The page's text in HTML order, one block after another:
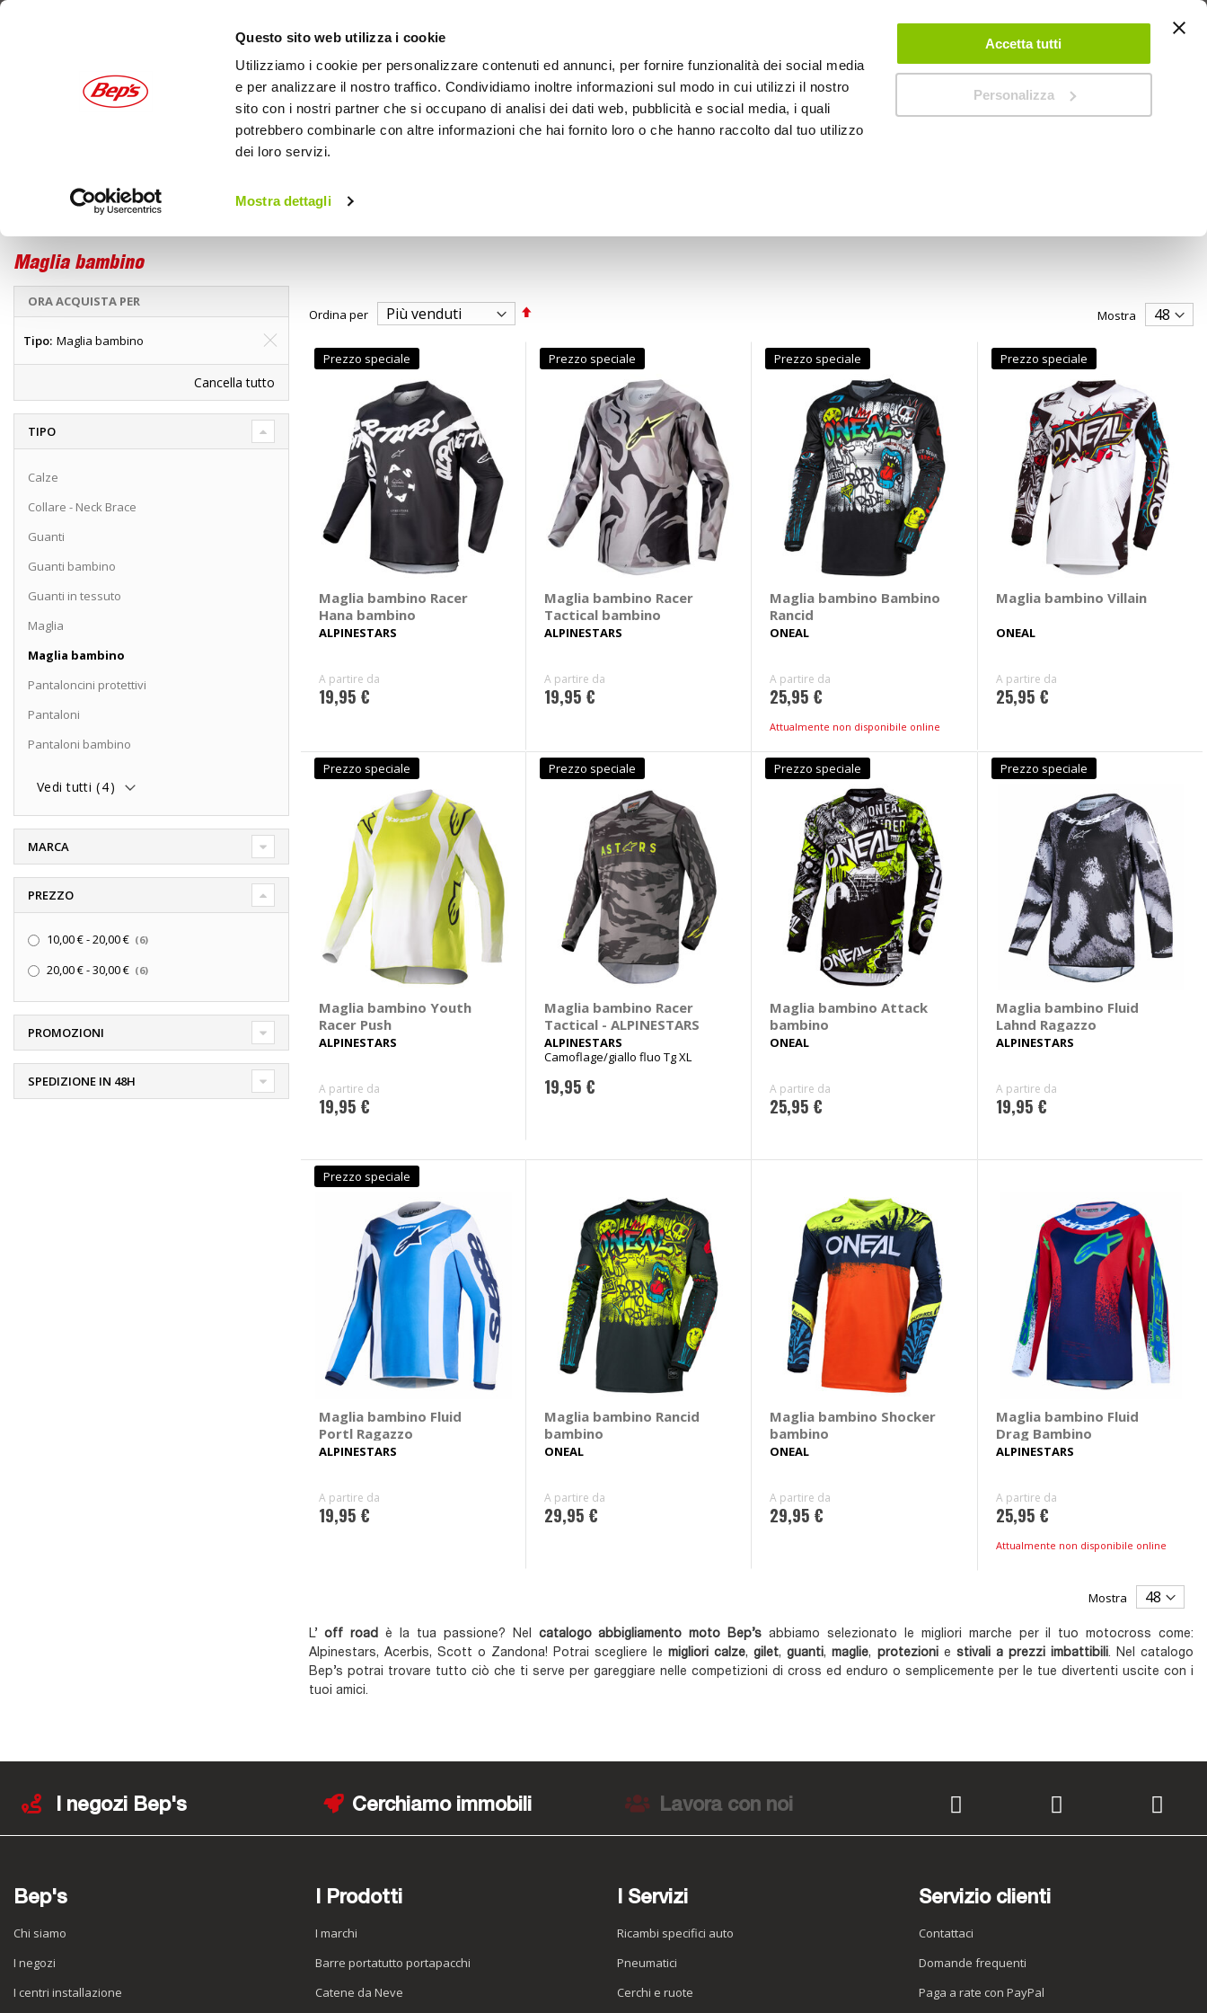
Questo sito web utilizza i cookie
Utilizziamo i cookie per personalizzare contenuti ed annunci, per fornire funzionalità dei social media
e per analizzare il nostro traffico. Condividiamo inoltre informazioni sul modo in cui utilizzi il nostro
sito con i nostri partner che si occupano di analisi dei dati web, pubblicità e social media, i quali
potrebbero combinarle con altre informazioni che hai fornito loro o che hanno raccolto dal tuo utilizzo
dei loro servizi.
Mostra dettagli
Accetta tutti
Personalizza
CONTATTACI NEGOZI IL MIO NEGOZIO
Maglia bambino
Ordina per
Imposta
decrescente
Mostra
Prezzo speciale
Maglia bambino Racer
Hana bambino
ALPINESTARS
A partire da
19,95 €
Prezzo speciale
Maglia bambino Racer
Tactical bambino
ALPINESTARS
A partire da
19,95 €
Prezzo speciale
Maglia bambino Bambino
Rancid
ONEAL
A partire da
25,95 €
Attualmente non disponibile online
Prezzo speciale
Maglia bambino Villain
ONEAL
A partire da
25,95 €
Prezzo speciale
Maglia bambino Youth
Racer Push
ALPINESTARS
A partire da
19,95 €
Prezzo speciale
Maglia bambino Racer
Tactical - ALPINESTARS
ALPINESTARS
Camoflage/giallo fluo Tg XL
19,95 €
Prezzo speciale
Maglia bambino Attack
bambino
ONEAL
A partire da
25,95 €
Prezzo speciale
Maglia bambino Fluid
Lahnd Ragazzo
ALPINESTARS
A partire da
19,95 €
Prezzo speciale
Maglia bambino Fluid
Portl Ragazzo
ALPINESTARS
A partire da
19,95 €
Maglia bambino Rancid
bambino
ONEAL
A partire da
29,95 €
Maglia bambino Shocker
bambino
ONEAL
A partire da
29,95 €
Maglia bambino Fluid
Drag Bambino
ALPINESTARS
A partire da
25,95 €
Attualmente non disponibile online
Mostra
L’ off road è la tua passione? Nel catalogo abbigliamento moto Bep’s abbiamo selezionato le migliori marche per il tuo motocross come:
Alpinestars, Acerbis, Scott o Zandona! Potrai scegliere le migliori calze,gilet,guanti, maglie, protezionie stivali a prezzi imbattibili. Nel catalogo
Bep’s potrai trovare tutto ciò che ti serve per gareggiare nelle competizioni di cross ed enduro o semplicemente per le tue divertenti uscite con i
tuoi amici.
ORA ACQUISTA PER
Tipo Maglia bambino
Cancella tutto
TIPO
Calze
Collare - Neck Brace
Guanti
Guanti bambino
Guanti in tessuto
Maglia
Maglia bambino
Pantaloncini protettivi
Pantaloni
Pantaloni bambino
Vedi tutti (4)
MARCA
PREZZO
10,00 €-20,00 € 6
20,00 €-30,00 € 6
PROMOZIONI
SPEDIZIONE IN 48H
I negozi Bep's Cerchiamo immobili Lavora con noi
Bep's
Chi siamo
I negozi
I centri installazione
I Prodotti
I marchi
Barre portatutto portapacchi
Catene da Neve
I Servizi
Ricambi specifici auto
Pneumatici
Cerchi e ruote
Servizio clienti
Contattaci
Domande frequenti
Paga a rate con PayPal